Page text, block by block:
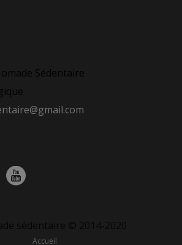
Sédentaire
Accueil